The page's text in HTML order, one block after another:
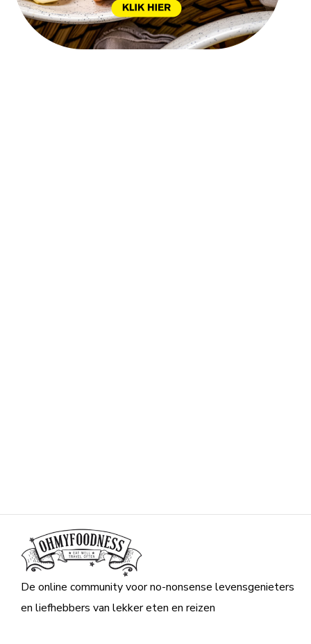
De online community voor no-nonsense levensgenieters
en liefhebbers van lekker eten en reizen